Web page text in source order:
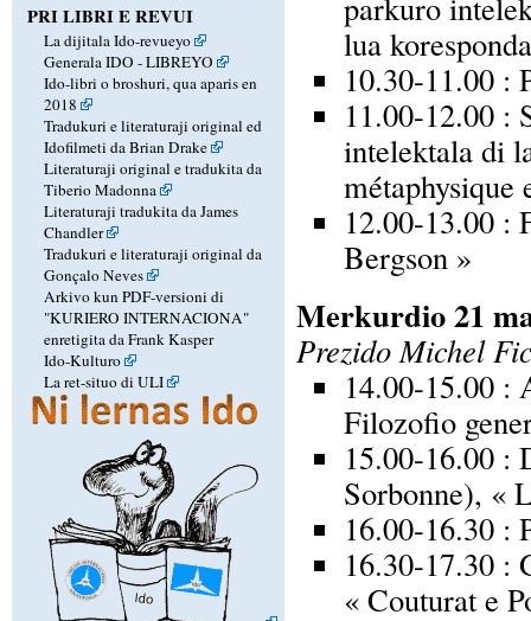
PRI LIBRI E REVUI
La dijitala Ido-revueyo
Generala IDO - LIBREYO
Ido-libri o broshuri, qua aparis en
2018
Tradukuri e literaturaji original ed
Idofilmeti da Brian Drake
Literaturaji original e tradukita da
Tiberio Madonna
Literaturaji tradukita da James
Chandler
Tradukuri e literaturaji original da
Gonçalo Neves
Arkivo kun PDF-versioni di
"KURIERO INTERNACIONA"
enretigita da Frank Kasper
Ido-Kulturo
La ret-situo di ULI
lua
10.30-11.00 :
11.00-12.00 :
intelektala di
métaphysique
12.00-13.00 :
Bergson »
Merkurdio 21
Prezido Michel
14.00-15.00 :
Filozofio
15.00-16.00 :
Sorbonne), «
16.00-16.30 :
16.30-17.30 :
« Couturat e